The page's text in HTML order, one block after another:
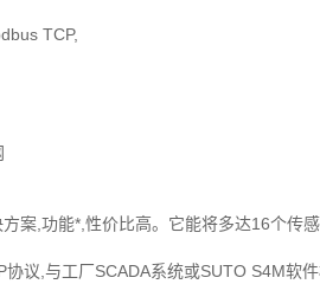
TCP,
案,功能*,性价比高。它能将多达16个传
议,与工厂SCADA系统或SUTO S4M软